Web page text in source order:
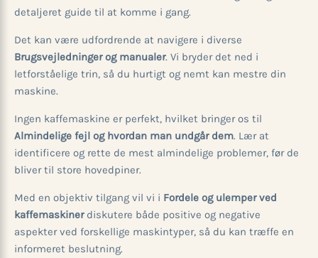
detaljeret guide til at komme i gang.
Det kan være udfordrende at navigere i diverse
Brugsvejledninger og manualer. Vi bryder det ned i
letforståelige trin, så du hurtigt og nemt kan mestre din
maskine.
Ingen kaffemaskine er perfekt, hvilket bringer os til
Almindelige fejl og hvordan man undgår dem. Lær at
identificere og rette de mest almindelige problemer, før de
bliver til store hovedpiner.
Med en objektiv tilgang vil vi i Fordele og ulemper ved
kaffemaskinerdiskutere både positive og negative
aspekter ved forskellige maskintyper, så du kan træffe en
informeret beslutning.